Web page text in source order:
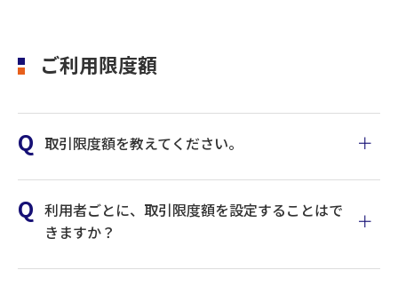
ご利用限度額
取引限度額を教えてください。
サービス 電子証明書認証方式
利用者ごとに、取引限度額を設定することはで
きますか？